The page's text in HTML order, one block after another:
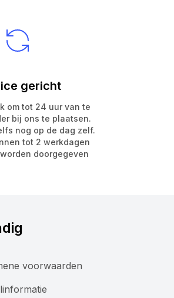
gericht
om tot 24 uur van te
bij ons te plaatsen.
nog op de dag zelf.
tot 2 werkdagen
doorgegeven
voorwaarden